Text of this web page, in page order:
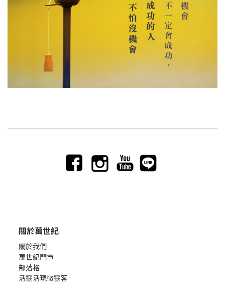
關於萬世紀
關於我們
萬世紀門市
部落格
活靈活現微靈客